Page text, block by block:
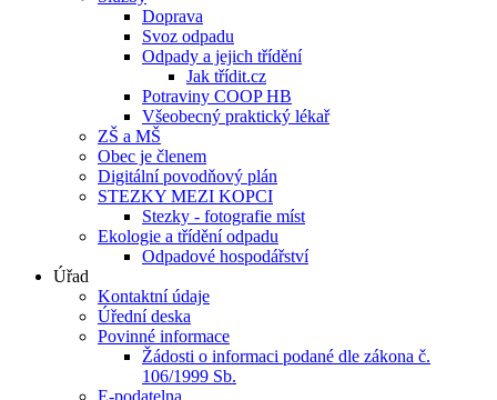
Doprava
Svoz odpadu
Odpady a jejich třídění
Jak třídit.cz
Potraviny COOP HB
Všeobecný praktický lékař
ZŠ a MŠ
Obec je členem
Digitální povodňový plán
STEZKY MEZI KOPCI
Stezky - fotografie míst
Ekologie a třídění odpadu
Odpadové hospodářství
Úřad
Kontaktní údaje
Úřední deska
Povinné informace
Žádosti o informaci podané dle zákona č.
106/1999 Sb.
E-podatelna